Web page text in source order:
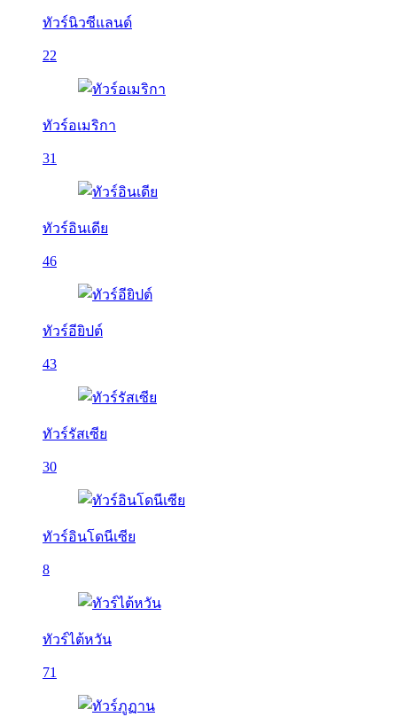
ทัวร์นิวซีแลนด์
22
ทัวร์อเมริกา
31
ทัวร์อินเดีย
46
ทัวร์อียิปต์
43
ทัวร์รัสเซีย
30
ทัวร์อินโดนีเซีย
8
ทัวร์ไต้หวัน
71